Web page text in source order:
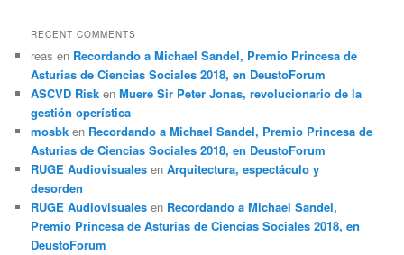
RECENT COMMENTS
reas en Recordando a Michael Sandel, Premio Princesa de
Asturias de Ciencias Sociales 2018, en DeustoForum
ASCVD Risk enMuere Sir Peter Jonas, revolucionario de la
gestión operística
mosbk en Recordando a Michael Sandel, Premio Princesa de
Asturias de Ciencias Sociales 2018, en DeustoForum
RUGE Audiovisuales enArquitectura, espectáculo y
desorden
RUGE Audiovisuales en Recordando a Michael Sandel,
Premio Princesa de Asturias de Ciencias Sociales 2018, en
DeustoForum